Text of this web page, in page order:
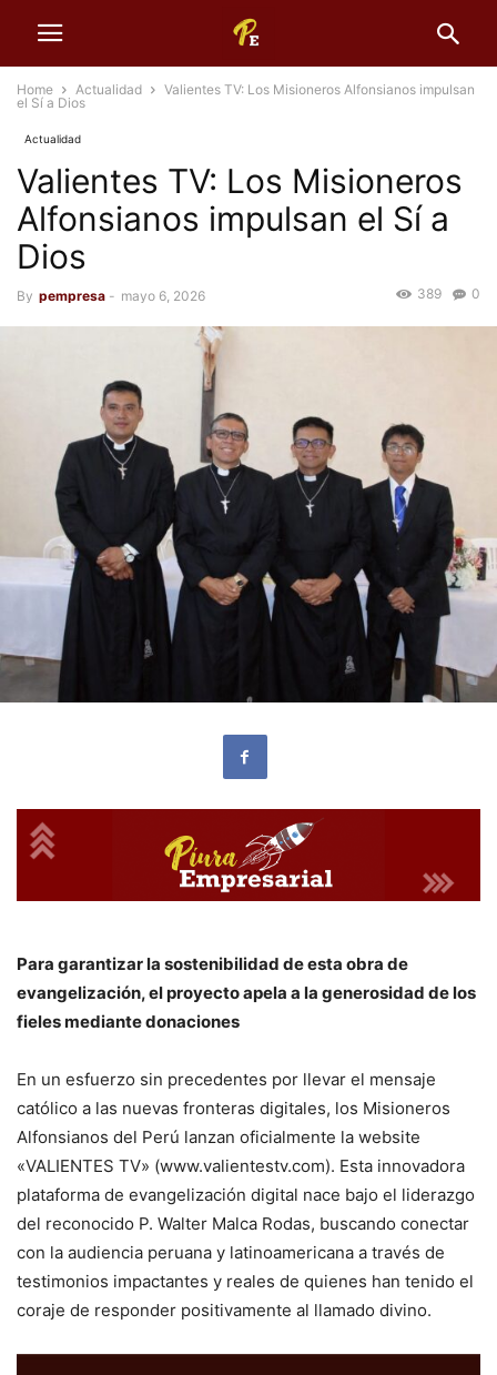
Home Actualidad
Valientes TV: Los Misioneros Alfonsianos impulsan
el Sí a Dios
Actualidad
Valientes TV: Los Misioneros
Alfonsianos impulsan el Sí a
Dios
By pempresa - mayo 6, 2026 0
389
Para garantizar la sostenibilidad de esta obra de
evangelización, el proyecto apela a la generosidad de los
fieles mediante donaciones
En un esfuerzo sin precedentes por llevar el mensaje
católico a las nuevas fronteras digitales, los Misioneros
Alfonsianos del Perú lanzan oficialmente la website
«VALIENTES TV» (www.valientestv.com). Esta innovadora
plataforma de evangelización digital nace bajo el liderazgo
del reconocido P. Walter Malca Rodas, buscando conectar
con la audiencia peruana y latinoamericana a través de
testimonios impactantes y reales de quienes han tenido el
coraje de responder positivamente al llamado divino.